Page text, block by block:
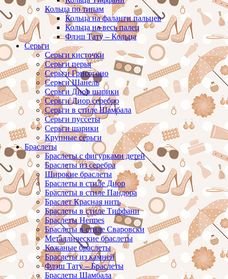
Кольца по типам
Кольца на фаланги пальцев
Кольца на весь палец
Флэш Тату – Кольца
Серьги
Серьги кисточки
Серьги перья
Серьги Грисогоно
Серьги Шанель
Серьги Диор шарики
Серьги Диор серебро
Серьги в стиле Шамбала
Серьги пуссеты
Серьги шарики
Крупные серьги
Браслеты
Браслеты с фигурками детей
Браслеты из серебра
Широкие браслеты
Браслеты в стиле Диор
Браслеты в стиле Пандора
Браслет Красная нить
Браслеты в стиле Тиффани
Браслеты Hermes
Браслеты в стиле Сваровски
Металлические браслеты
Кожаные браслеты
Браслеты из камней
Флэш Тату – Браслеты
Браслеты Шамбала